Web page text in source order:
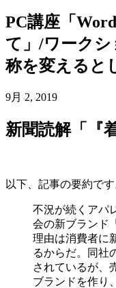
PC講座「
て」/ワークシ
称を変えると
9月 2, 2019
新聞読解「『
以下、記事の要約です
不況が続くアパ
会の新ブランド
理由は消費者に
るからだ。同社
されているが、
ブランドを作り